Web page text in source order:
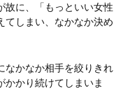
故に、「もっといい女性
てしまい、なかなか決め
なかなか相手を絞りきれ
かかり続けてしまいま